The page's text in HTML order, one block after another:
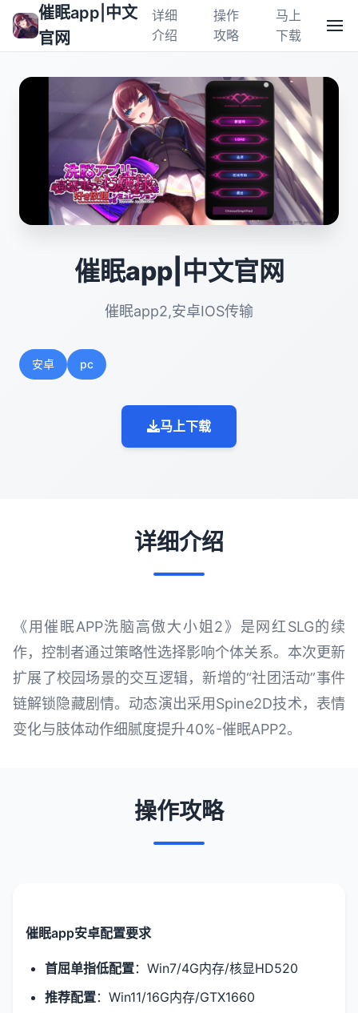
催眠app|中文
官网
详细
介绍
操作
攻略
马上
下载
催眠app|中文官网
催眠app2,安卓IOS传输
安卓 pc
马上下载
详细介绍
《用催眠APP洗脑高傲大小姐2》是网红SLG的续
作，控制者通过策略性选择影响个体关系。本次更新
扩展了校园场景的交互逻辑，新增的“社团活动”事件
链解锁隐藏剧情。动态演出采用Spine2D技术，表情
变化与肢体动作细腻度提升40%-催眠APP2。
操作攻略
催眠app安卓配置要求
​首屈单指低配置​​：Win7/4G内存/核显HD520
​推荐配置​​：Win11/16G内存/GTX1660